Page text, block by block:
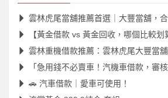
雲林虎尾當舖推薦首選｜大豐當舖，合法立
【黃金借款 vs 黃金回收，哪個比較划
雲林重機借款推薦：雲林虎尾大豐當舖，有
「急用錢不必賣車！汽機車借款，審核通過
🚗 汽車借款｜愛車可使用！